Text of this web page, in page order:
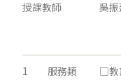
授課教師 吳
1
服務類
□教